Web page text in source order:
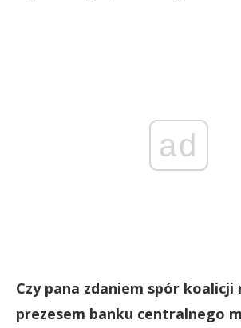
ad
Czy pana zdaniem spór koalicji
prezesem banku centralnego